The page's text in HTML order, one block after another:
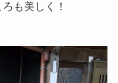
も美しく！